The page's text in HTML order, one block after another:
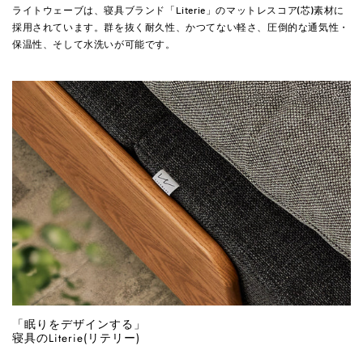
ライトウェーブは、寝具ブランド「Literie」のマットレスコア(芯)素材に
採用されています。群を抜く耐久性、かつてない軽さ、圧倒的な通気性・
保温性、そして水洗いが可能です。
「眠りをデザインする」
寝具のLiterie(リテリー)